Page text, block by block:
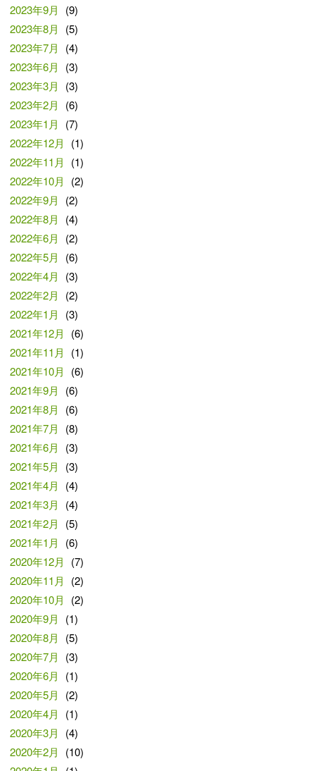
2023年9月
(9)
2023年8月
(5)
2023年7月
(4)
2023年6月
(3)
2023年3月
(3)
2023年2月
(6)
2023年1月
(7)
2022年12月
(1)
2022年11月
(1)
2022年10月
(2)
2022年9月
(2)
2022年8月
(4)
2022年6月
(2)
2022年5月
(6)
2022年4月
(3)
2022年2月
(2)
2022年1月
(3)
2021年12月
(6)
2021年11月
(1)
2021年10月
(6)
2021年9月
(6)
2021年8月
(6)
2021年7月
(8)
2021年6月
(3)
2021年5月
(3)
2021年4月
(4)
2021年3月
(4)
2021年2月
(5)
2021年1月
(6)
2020年12月
(7)
2020年11月
(2)
2020年10月
(2)
2020年9月
(1)
2020年8月
(5)
2020年7月
(3)
2020年6月
(1)
2020年5月
(2)
2020年4月
(1)
2020年3月
(4)
2020年2月
(10)